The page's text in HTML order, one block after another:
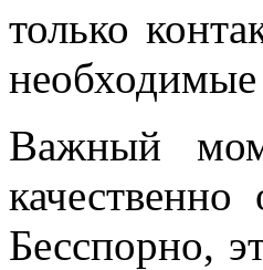
только
Важный
Бесспорно,